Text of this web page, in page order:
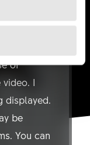
With
of
I
displayed.
be
You can